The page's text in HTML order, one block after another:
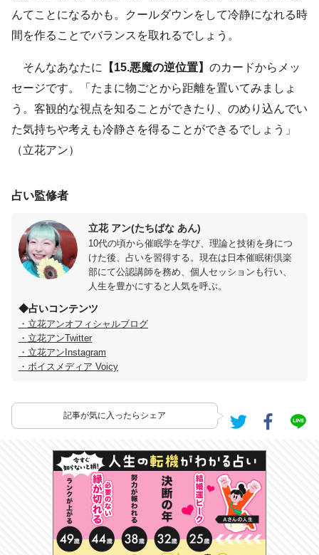
んてことになるかも。クールダウンをして冷静になれる時
間を作ることでバランスを取れるでしょう。
そんなあなたに 【15.悪魔の逆位置】 のカードからメッ
セージです。「たまに物ごとから距離を置いてみましょ
う。客観的な視点を知ることができたり、のめり込んでい
た気持ちや考えも冷静さを得ることができるでしょう」
（立花アン）
占い監修者
立花 アン(たちばな あん)
10代の頃から催眠学を学び、理論と技術を身につ
けた後、占いを習得する。現在は日本催眠術倶楽
部にて公認講師を務め、個人セッションも行い、
人生を豊かにすると人気を呼ぶ。
◆占いコンテンツ
・立花アンオフィシャルブログ
・立花アンTwitter
・立花アンInstagram
・ボイスメディア Voicy
記事が気に入ったらシェア